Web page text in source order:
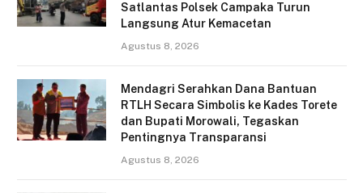
Satlantas Polsek Campaka Turun
Langsung Atur Kemacetan
Agustus 8, 2026
Mendagri Serahkan Dana Bantuan
RTLH Secara Simbolis ke Kades Torete
dan Bupati Morowali, Tegaskan
Pentingnya Transparansi
Agustus 8, 2026